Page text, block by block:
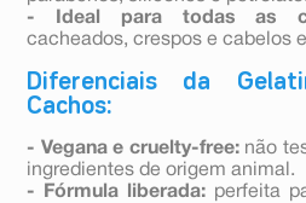
- Ideal para todas as
cacheados, crespos e cabelos
Diferenciais da
Cachos:
- Vegana e cruelty-free:não
ingredientes de origem animal.
- Fórmula liberada: perfeita